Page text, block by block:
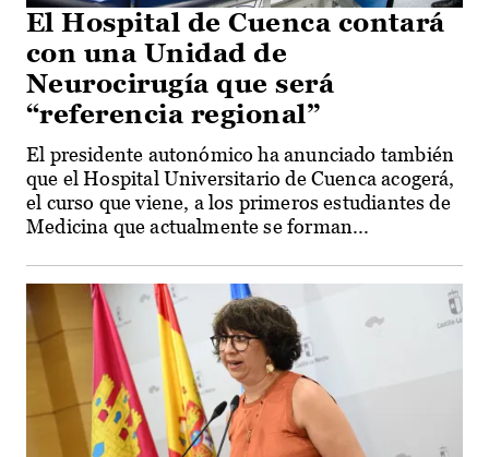
El Hospital de Cuenca contará
con una Unidad de
Neurocirugía que será
“referencia regional”
El presidente autonómico ha anunciado también
que el Hospital Universitario de Cuenca acogerá,
el curso que viene, a los primeros estudiantes de
Medicina que actualmente se forman...